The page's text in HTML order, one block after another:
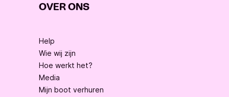
OVER ONS
Help
Wie wij zijn
Hoe werkt het?
Media
Mijn boot verhuren